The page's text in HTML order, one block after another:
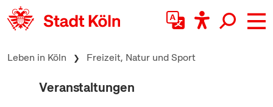
zum Inhalt springen
Leben in Köln Freizeit, Natur und Sport
Veranstaltungen